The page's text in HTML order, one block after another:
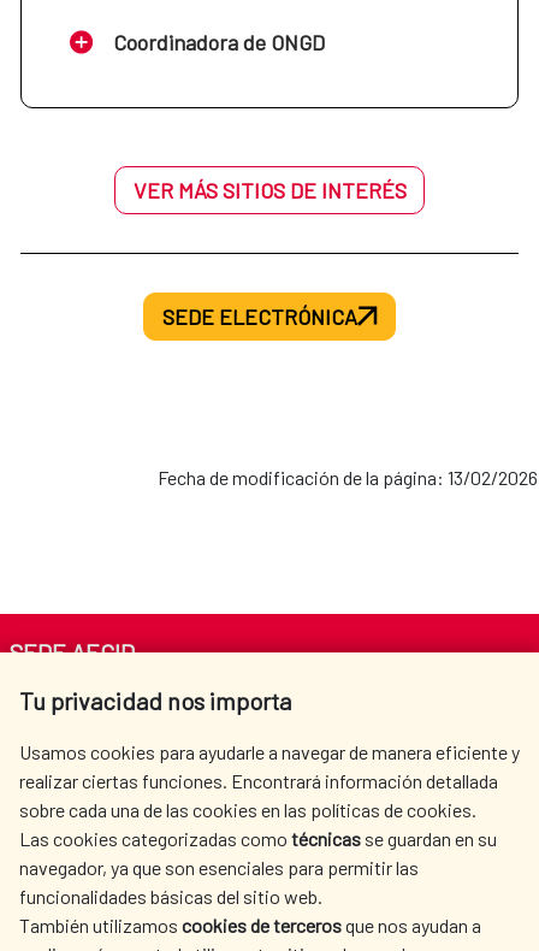
Coordinadora de ONGD
VER MÁS SITIOS DE INTERÉS
SEDE ELECTRÓNICA
Fecha de modificación de la página: 13/02/2026
Tu privacidad nos importa
Usamos cookies para ayudarle a navegar de manera eficiente y
realizar ciertas funciones. Encontrará información detallada
sobre cada una de las cookies en las políticas de cookies.
Las cookies categorizadas como técnicas se guardan en su
navegador, ya que son esenciales para permitir las
funcionalidades básicas del sitio web.
También utilizamos cookies de tercerosque nos ayudan a
SEDE AECID
Av. Reyes Católicos 4 - 28040 Madrid
centro.informacion@aecid.es
LA AECID
DÓNDE COOPERAMOS
ACCIÓN HUMANITARIA
SALA DE PRENSA
CULTURA Y CIENCIA
BIBLIOTECA